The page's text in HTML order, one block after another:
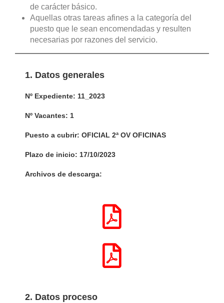
de carácter básico.
Aquellas otras tareas afines a la categoría del
puesto que le sean encomendadas y resulten
necesarias por razones del servicio.
1. Datos generales
Nº Expediente: 11_2023
Nº Vacantes: 1
Puesto a cubrir: OFICIAL 2ª OV OFICINAS
Plazo de inicio: 17/10/2023
Archivos de descarga:
2. Datos proceso